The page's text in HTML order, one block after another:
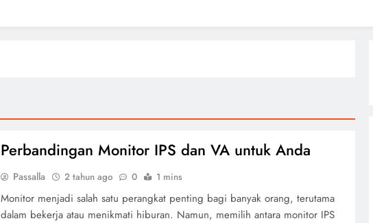
Perbandingan Monitor IPS dan VA untuk Anda
Passalla 2 tahun ago 0 1 mins
Monitor menjadi salah satu perangkat penting bagi banyak orang, terutama
dalam bekerja atau menikmati hiburan. Namun, memilih antara monitor IPS